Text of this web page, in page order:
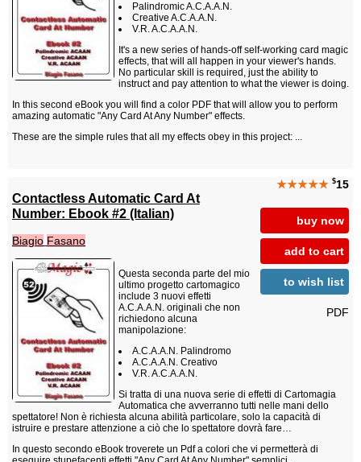
Palindromic A.C.A.A.N.
Creative A.C.A.A.N.
V.R. A.C.A.A.N.
It's a new series of hands-off self-working card magic
effects, that will all happen in your viewer's hands.
No particular skill is required, just the ability to
instruct and pay attention to what the viewer is doing.
In this second eBook you will find a color PDF that will allow you to perform
amazing automatic "Any Card At Any Number" effects.
These are the simple rules that all my effects obey in this project: ...
★★★★★ $15
buy now
add to cart
to wish list
PDF
Contactless Automatic Card At
Number: Ebook #2 (Italian)
Biagio Fasano
Questa seconda parte del mio
ultimo progetto cartomagico
include 3 nuovi effetti
A.C.A.A.N. originali che non
richiedono alcuna
manipolazione:
A.C.A.A.N. Palindromo
A.C.A.A.N. Creativo
V.R. A.C.A.A.N.
Si tratta di una nuova serie di effetti di Cartomagia
Automatica che avverranno tutti nelle mani dello
spettatore! Non è richiesta alcuna abilità particolare, solo la capacità di
istruire e prestare attenzione a ciò che lo spettatore dovrà fare…
In questo secondo eBook troverete un Pdf a colori che vi permetterà di